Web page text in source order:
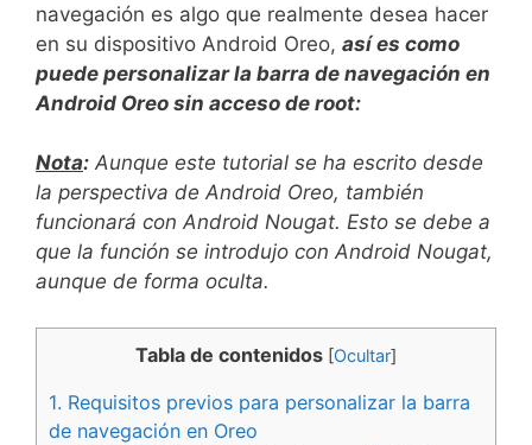
navegación es algo que realmente desea hacer
en su dispositivo Android Oreo, así es como
puede personalizar la barra de navegación en
Android Oreo sin acceso de root:
Nota: Aunque este tutorial se ha escrito desde
la perspectiva de Android Oreo, también
funcionará con Android Nougat. Esto se debe a
que la función se introdujo con Android Nougat,
aunque de forma oculta.
Tabla de contenidos [Ocultar]
1. Requisitos previos para personalizar la barra
de navegación en Oreo